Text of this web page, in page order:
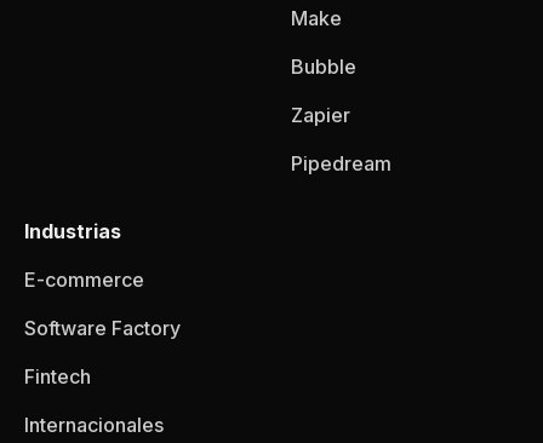
Make
Bubble
Zapier
Pipedream
Industrias
E-commerce
Software Factory
Fintech
Internacionales